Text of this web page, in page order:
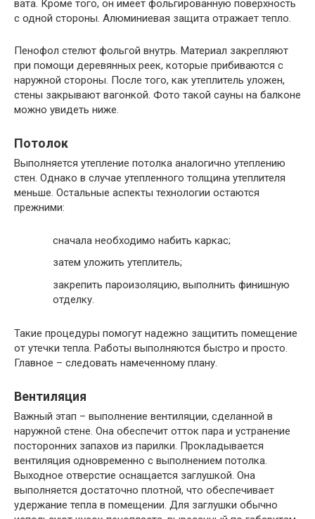
вата. Кроме того, он имеет фольгированную поверхность
с одной стороны. Алюминиевая защита отражает тепло.
Пенофол стелют фольгой внутрь. Материал закрепляют
при помощи деревянных реек, которые прибиваются с
наружной стороны. После того, как утеплитель уложен,
стены закрывают вагонкой. Фото такой сауны на балконе
можно увидеть ниже.
Потолок
Выполняется утепление потолка аналогично утеплению
стен. Однако в случае утепленного толщина утеплителя
меньше. Остальные аспекты технологии остаются
прежними:
сначала необходимо набить каркас;
затем уложить утеплитель;
закрепить пароизоляцию, выполнить финишную
отделку.
Такие процедуры помогут надежно защитить помещение
от утечки тепла. Работы выполняются быстро и просто.
Главное – следовать намеченному плану.
Вентиляция
Важный этап – выполнение вентиляции, сделанной в
наружной стене. Она обеспечит отток пара и устранение
посторонних запахов из парилки. Прокладывается
вентиляция одновременно с выполнением потолка.
Выходное отверстие оснащается заглушкой. Она
выполняется достаточно плотной, что обеспечивает
удержание тепла в помещении. Для заглушки обычно